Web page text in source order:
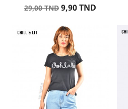
Prix
29,00 TND Prix
9,90 TND